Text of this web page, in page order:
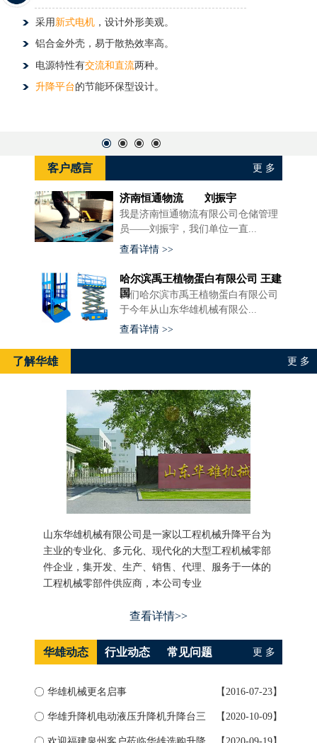
采用 新式电机，设计外形美观。
铝合金外壳，易于散热效率高。
电源特性有交流和直流两种。
升降平台的节能环保型设计。
更 多
客户感言
济南恒通物流 刘振宇
我是济南恒通物流有限公司仓储管理
员——刘振宇，我们单位一直...
查看详情 >>
哈尔滨禹王植物蛋白有限公司 王建
国
我们哈尔滨市禹王植物蛋白有限公司
于今年从山东华雄机械有限公...
查看详情 >>
更 多
了解华雄
山东华雄机械有限公司是一家以工程机械升降平台为
主业的专业化、多元化、现代化的大型工程机械零部
件企业，集开发、生产、销售、代理、服务于一体的
工程机械零部件供应商，本公司专业
查看详情>>
更 多
华雄动态 行业动态 常见问题
【2016-07-23】
华雄机械更名启事
【2020-10-09】
华雄升降机电动液压升降机升降台三